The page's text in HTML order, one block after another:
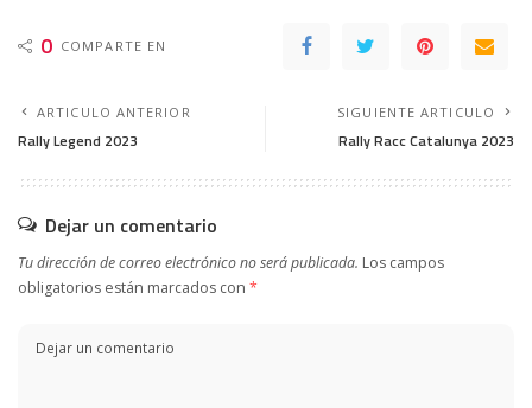
0 COMPARTE EN
ARTICULO ANTERIOR
Rally Legend 2023
SIGUIENTE ARTICULO
Rally Racc Catalunya 2023
Dejar un comentario
Tu dirección de correo electrónico no será publicada. Los campos
obligatorios están marcados con *